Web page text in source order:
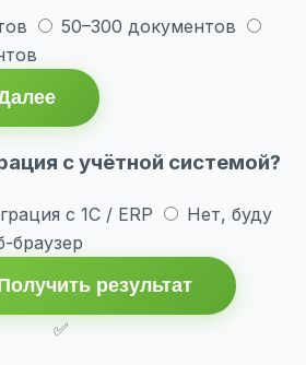
50–300 документов
с учётной системой?
с 1С / ERP
Нет, буду
браузер
результат
✅